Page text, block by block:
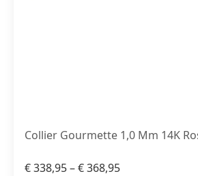
Collier Gourmette 1,0 Mm 14K
€338,95–€368,95